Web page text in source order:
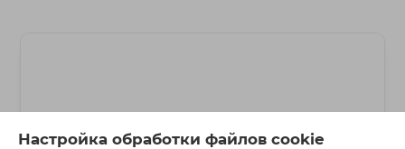
Настройка обработки файлов cookie